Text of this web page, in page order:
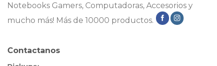
Notebooks Gamers, Computadoras, Accesorios y
mucho más! Más de 10000 productos.
Contactanos